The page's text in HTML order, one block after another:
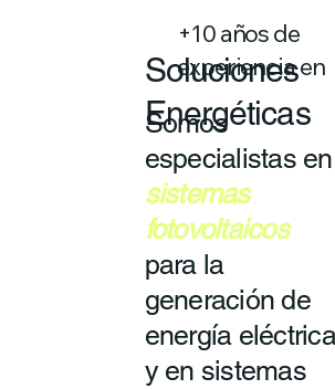
Soluciones
Energéticas
+10 años de
experiencia en
Somos
especialistas en
sistemas
fotovoltaicos
para la
generación de
energía eléctrica
y en sistemas